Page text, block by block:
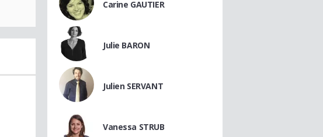
Carine GAUTIER
Julie BARON
Julien SERVANT
Vanessa STRUB